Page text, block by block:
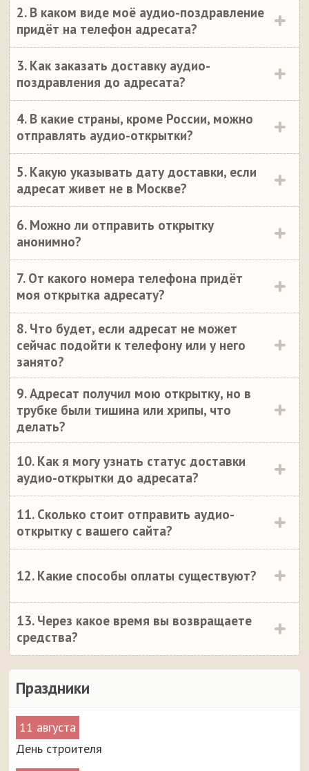
Праздники
11 августа
День строителя
2. В каком виде моё аудио-поздравление
придёт на телефон адресата?
3. Как заказать доставку аудио-
поздравления до адресата?
4. В какие страны, кроме России, можно
отправлять аудио-открытки?
5. Какую указывать дату доставки, если
адресат живет не в Москве?
6. Можно ли отправить открытку
анонимно?
7. От какого номера телефона придёт
моя открытка адресату?
8. Что будет, если адресат не может
сейчас подойти к телефону или у него
занято?
9. Адресат получил мою открытку, но в
трубке были тишина или хрипы, что
делать?
10. Как я могу узнать статус доставки
аудио-открытки до адресата?
11. Сколько стоит отправить аудио-
открытку с вашего сайта?
12. Какие способы оплаты существуют?
13. Через какое время вы возвращаете
средства?